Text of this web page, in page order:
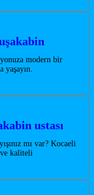
modern bir
ustası
mı var? Kocaeli
kaliteli